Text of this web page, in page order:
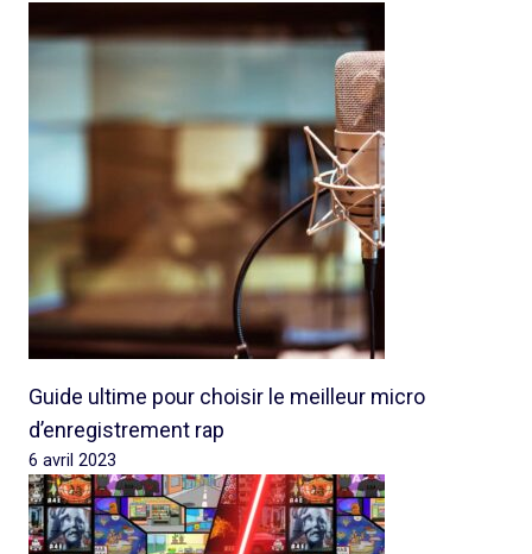
Guide ultime pour choisir le meilleur micro
d’enregistrement rap
6 avril 2023